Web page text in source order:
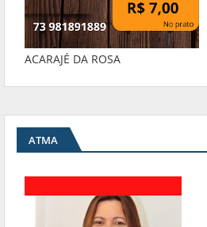
ACARAJÉ DA ROSA
ATMA